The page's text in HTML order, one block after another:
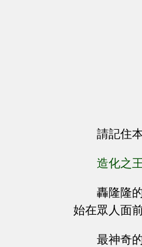
請記住
造化之
轟隆隆
始在眾人面
最神奇